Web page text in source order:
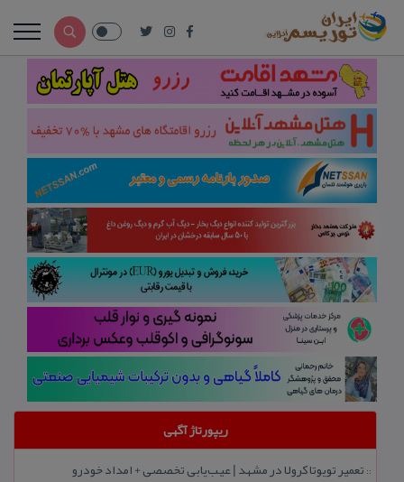
ریپورتاژ آگهی
:: تعمیر تویوتا كرولا در مشهد | عیب‌یابی تخصصی + امداد خودرو